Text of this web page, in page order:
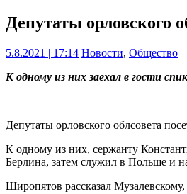
Депутаты орловского
5.8.2021 | 17:14 Новости, Общество
К одному из них заехал в гости
Депутаты орловского облсовета
К одному из них, сержанту
Берлина, затем служил в Польше и
Широпятов рассказал